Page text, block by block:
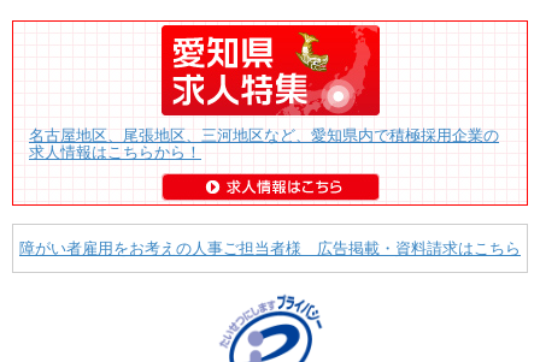
名古屋地区、尾張地区、三河地区など、愛知県内で積極採用企業の
求人情報はこちらから！
障がい者雇用をお考えの人事ご担当者様 広告掲載・資料請求はこちら